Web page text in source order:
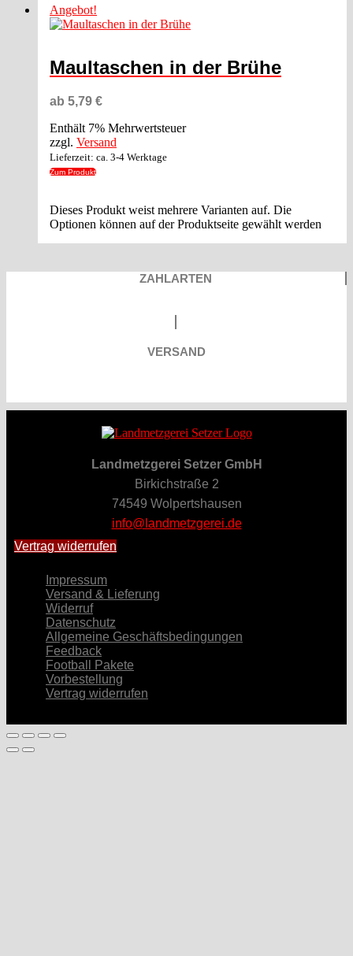
Angebot!
Maultaschen in der Brühe
ab 5,79 €
Enthält 7% Mehrwertsteuer
zzgl. Versand
Lieferzeit: ca. 3-4 Werktage
Zum Produkt
Dieses Produkt weist mehrere Varianten auf. Die
Optionen können auf der Produktseite gewählt werden
ZAHLARTEN
VERSAND
Landmetzgerei Setzer GmbH
Birkichstraße 2
74549 Wolpertshausen
info@landmetzgerei.de
Vertrag widerrufen
Impressum
Versand & Lieferung
Widerruf
Datenschutz
Allgemeine Geschäftsbedingungen
Feedback
Football Pakete
Vorbestellung
Vertrag widerrufen